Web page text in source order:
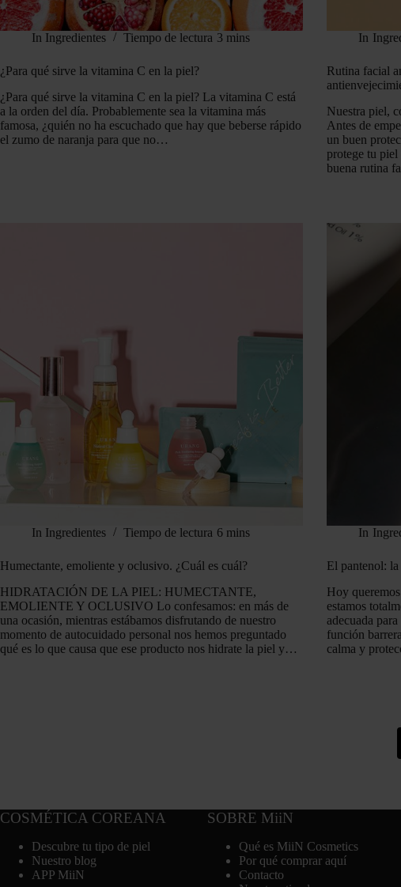
In Ingredientes Tiempo de lectura 3 mins
¿Para qué sirve la vitamina C en la piel?
¿Para qué sirve la vitamina C en la piel? La vitamina C está
a la orden del día. Probablemente sea la vitamina más
famosa, ¿quién no ha escuchado que hay que beberse rápido
el zumo de naranja para que no…
In
Rutina facial
Nuestra piel,
Antes de
un buen
protege tu
buena rutina
In Ingredientes Tiempo de lectura 6 mins
Humectante, emoliente y oclusivo. ¿Cuál es cuál?
HIDRATACIÓN DE LA PIEL: HUMECTANTE,
EMOLIENTE Y OCLUSIVO Lo confesamos: en más de
una ocasión, mientras estábamos disfrutando de nuestro
momento de autocuidado personal nos hemos preguntado
qué es lo que causa que ese producto nos hidrate la piel y…
In
El pantenol:
Hoy
estamos
adecuada
función
calma y
COSMÉTICA COREANA
Descubre tu tipo de piel
Nuestro blog
APP MiiN
SOBRE MiiN
Qué es MiiN Cosmetics
Por qué comprar aquí
Contacto